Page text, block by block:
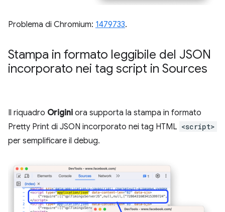
Problema di Chromium: 1479733.
Stampa in formato leggibile del JSON
incorporato nei tag script in Sources
Il riquadro Origini ora supporta la stampa in formato
Pretty Print di JSON incorporato nei tag HTML <script>
per semplificare il debug.